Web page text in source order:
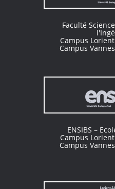
Faculté
Campus Lorient
Campus Vannes
ENSIBS –
Campus Lorient
Campus Vannes